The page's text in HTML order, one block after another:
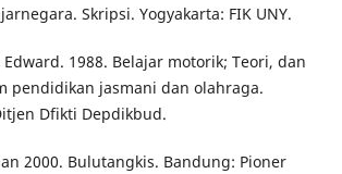
Skripsi. Yogyakarta: FIK UNY.
Edward. 1988. Belajar motorik; Teori, dan
pendidikan jasmani dan olahraga.
Dfikti Depdikbud.
2000. Bulutangkis. Bandung: Pioner